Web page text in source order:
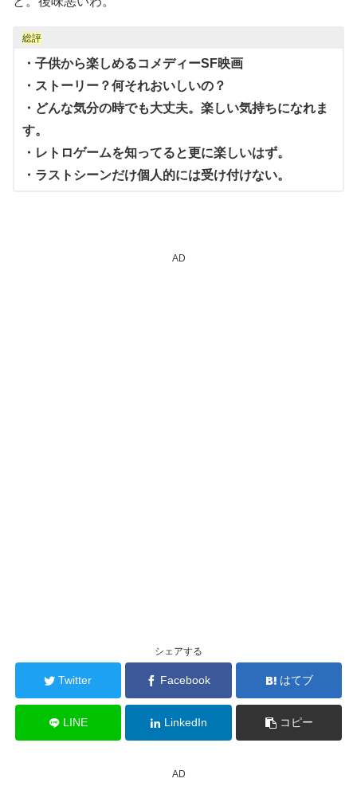
総評
・子供から楽しめるコメディーSF映画
・ストーリー？何それおいしいの？
・どんな気分の時でも大丈夫。楽しい気持ちになれま
す。
・レトロゲームを知ってると更に楽しいはず。
・ラストシーンだけ個人的には受け付けない。
AD
シェアする
Twitter Facebook はてブ
LINE LinkedIn コピー
AD